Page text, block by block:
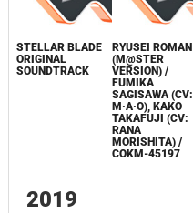
STELLAR BLADE
ORIGINAL
SOUNDTRACK
RYUSEI ROMAN
(M@STER
VERSION) /
FUMIKA
SAGISAWA (CV:
M·A·O), KAKO
TAKAFUJI (CV:
RANA
MORISHITA) /
COKM-45197
2019